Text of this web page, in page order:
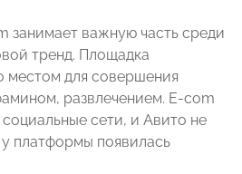
занимает важную часть среди
тренд. Площадка
местом для совершения
развлечением. E-com
сети, и Авито не
платформы появилась